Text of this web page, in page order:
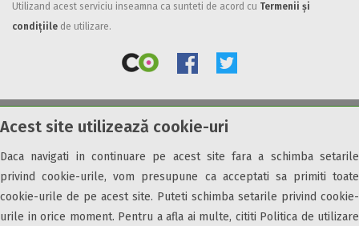
Acest site utilizează cookie-uri
Daca navigati in continuare pe acest site fara a schimba setarile
privind cookie-urile, vom presupune ca acceptati sa primiti toate
cookie-urile de pe acest site. Puteti schimba setarile privind cookie-
urile in orice moment. Pentru a afla ai multe, cititi Politica de utilizare
Internet wireless
All inclusive
Pensiune completa
Demipensiune
Mic dejun
Accepta animale
Accepta voucher vacanta
Utilizand acest serviciu inseamna ca sunteti de acord cu Termenii și
condițiile de utilizare.
© 2026 Cazare7. Toate drepturile rezervate.
Obiective turistice Informații utile Parteneri Cazare7 Harta Cazare7